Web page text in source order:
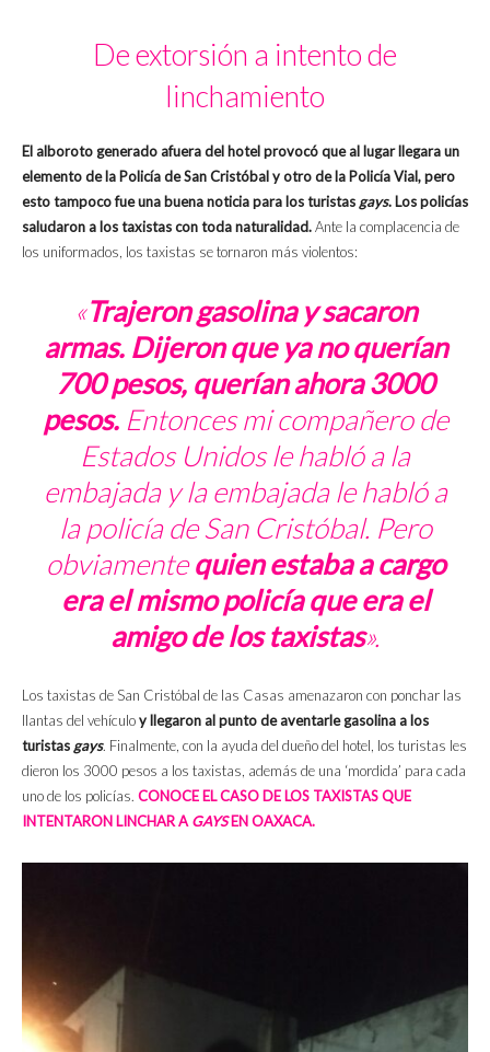
De extorsión a intento de
linchamiento
El alboroto generado afuera del hotel provocó que al lugar llegara un
elemento de la Policía de San Cristóbal y otro de la Policía Vial, pero
esto tampoco fue una buena noticia para los turistas gays. Los policías
saludaron a los taxistas con toda naturalidad.Ante la complacencia de
los uniformados, los taxistas se tornaron más violentos:
«Trajeron gasolina y sacaron
armas. Dijeron que ya no querían
700 pesos, querían ahora 3000
pesos.Entonces mi compañero de
Estados Unidos le habló a la
embajada y la embajada le habló a
la policía de San Cristóbal. Pero
obviamentequien estaba a cargo
era el mismo policía que era el
amigo de los taxistas».
Los taxistas de San Cristóbal de las Casas amenazaron con ponchar las
llantas del vehículoy llegaron al punto de aventarle gasolina a los
turistas gays. Finalmente, con la ayuda del dueño del hotel, los turistas les
dieron los 3000 pesos a los taxistas, además de una ‘mordida’ para cada
uno de los policías. CONOCE EL CASO DE LOS TAXISTAS QUE
INTENTARON LINCHAR A GAYSEN OAXACA.